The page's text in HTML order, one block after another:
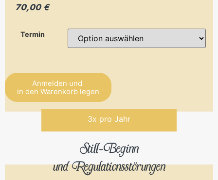
70,00 €
Termin
Anmelden und
in den Warenkorb legen
Alternative:
3x pro Jahr
Still-Beginn
und Regulationsstörungen